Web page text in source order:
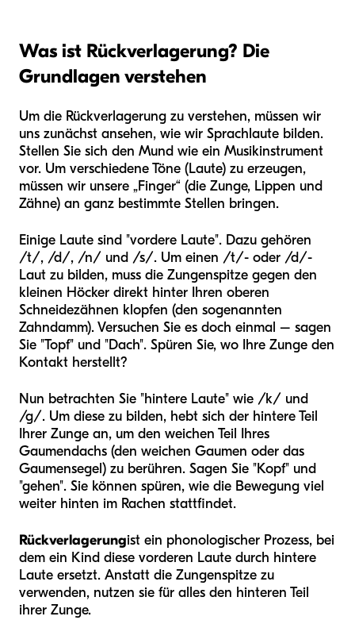
Was ist Rückverlagerung? Die
Grundlagen verstehen
Um die Rückverlagerung zu verstehen, müssen wir
uns zunächst ansehen, wie wir Sprachlaute bilden.
Stellen Sie sich den Mund wie ein Musikinstrument
vor. Um verschiedene Töne (Laute) zu erzeugen,
müssen wir unsere „Finger“ (die Zunge, Lippen und
Zähne) an ganz bestimmte Stellen bringen.
Einige Laute sind "vordere Laute". Dazu gehören
/t/, /d/, /n/ und /s/. Um einen /t/- oder /d/-
Laut zu bilden, muss die Zungenspitze gegen den
kleinen Höcker direkt hinter Ihren oberen
Schneidezähnen klopfen (den sogenannten
Zahndamm). Versuchen Sie es doch einmal – sagen
Sie "Topf" und "Dach". Spüren Sie, wo Ihre Zunge den
Kontakt herstellt?
Nun betrachten Sie "hintere Laute" wie /k/ und
/g/. Um diese zu bilden, hebt sich der hintere Teil
Ihrer Zunge an, um den weichen Teil Ihres
Gaumendachs (den weichen Gaumen oder das
Gaumensegel) zu berühren. Sagen Sie "Kopf" und
"gehen". Sie können spüren, wie die Bewegung viel
weiter hinten im Rachen stattfindet.
Rückverlagerungist ein phonologischer Prozess, bei
dem ein Kind diese vorderen Laute durch hintere
Laute ersetzt. Anstatt die Zungenspitze zu
verwenden, nutzen sie für alles den hinteren Teil
ihrer Zunge.